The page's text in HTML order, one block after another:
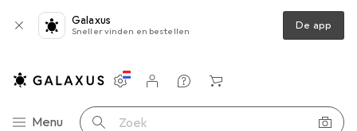
Galaxus
Sneller vinden en bestellen De app
Categorie navigatie
Menu Zoek op
Instellingen
Klantenaccount
Produktvergelijking
Verlanglijstje
Winkelmandje